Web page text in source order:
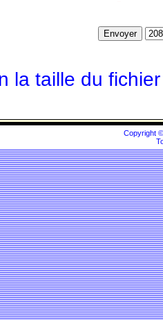
la taille du
Copyright